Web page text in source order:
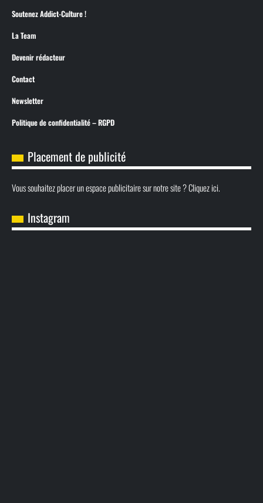
Soutenez Addict-Culture !
La Team
Devenir rédacteur
Contact
Newsletter
Politique de confidentialité – RGPD
Placement de publicité
Vous souhaitez placer un espace publicitaire sur notre site ? Cliquez ici.
Instagram